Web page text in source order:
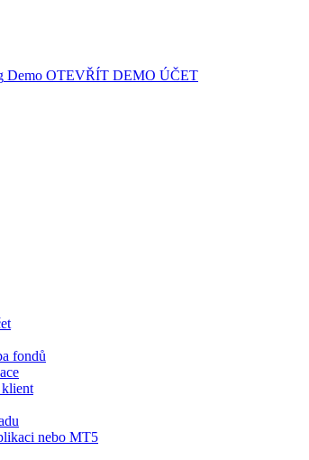
Demo OTEVŘÍT DEMO ÚČET
fondů
nebo MT5